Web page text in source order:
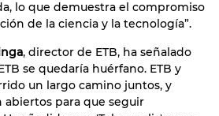
lo que demuestra el compromiso
de la ciencia y la tecnología”.
, director de ETB, ha señalado
se quedaría huérfano. ETB y
un largo camino juntos, y
abiertos para que seguir